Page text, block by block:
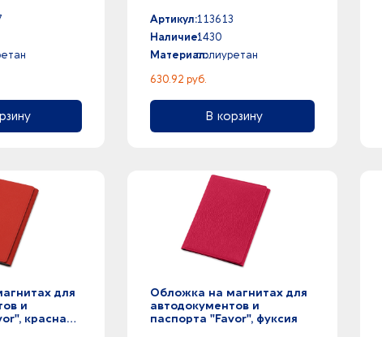
Артикул:113613
Наличие:1430
Материал:полиуретан
630.92 руб.
В корзину
для
и
красная/
Обложка на магнитах для
автодокументов и
паспорта "Favor", фуксия